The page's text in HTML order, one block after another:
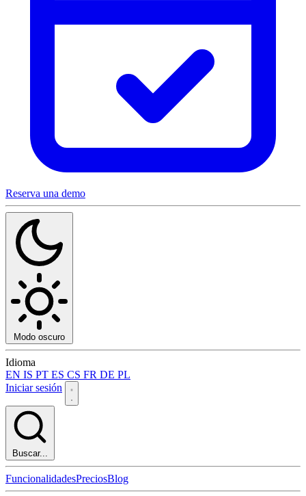
Reserva una demo
Modo oscuro
Idioma
EN IS PT ES CS FR DE PL
Iniciar sesión
Buscar...
FuncionalidadesPreciosBlog